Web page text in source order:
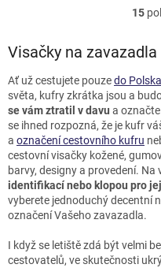
15
Visačky na zavazadla
Ať už cestujete pouzedo Polska
světa, kufry zkrátka jsou a
se vám ztratil v davu a
se ihned rozpozná, že je kufr
a označení cestovního kufru
cestovní visačky kožené,
barvy, designy a provedení. Na
identifikací nebo klopou pro
vyberete jednoduchý decentní
označení Vašeho zavazadla.
I když se letiště zdá být velmi
cestovatelů, ve skutečnosti